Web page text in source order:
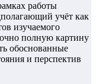
работы
учёт как
изучаемого
полную картину
обоснованные
и перспектив